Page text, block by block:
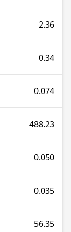
2.36
0.34
0.074
488.23
0.050
0.035
56.35